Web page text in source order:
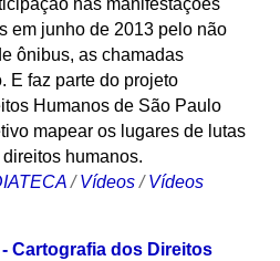
em junho de 2013 pelo não
ônibus, as chamadas
E faz parte do projeto
Humanos de São Paulo
mapear os lugares de lutas
humanos.
/Vídeos /Vídeos
Cartografia dos Direitos